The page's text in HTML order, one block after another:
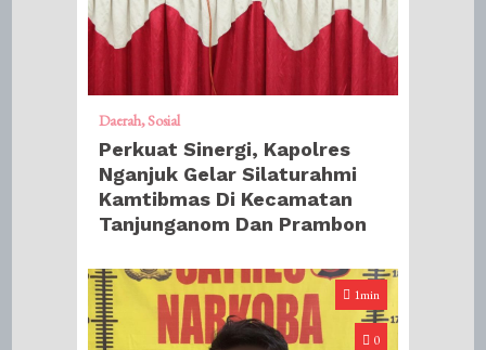
Daerah Sosial
Perkuat Sinergi, Kapolres
Nganjuk Gelar Silaturahmi
Kamtibmas Di Kecamatan
Tanjunganom Dan Prambon
1min
0